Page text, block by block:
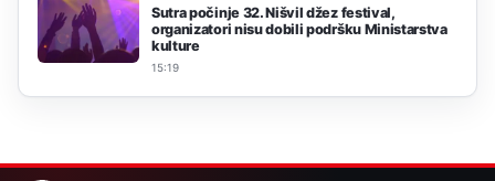
Sutra počinje 32. Nišvil džez festival,
organizatori nisu dobili podršku Ministarstva
kulture
15:19